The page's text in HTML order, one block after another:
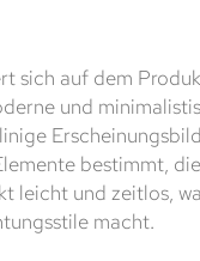
sich auf dem
und
bestimmt,
leicht und zeitlos,
macht.